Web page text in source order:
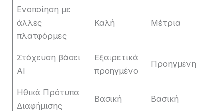
Ενοποίηση με
άλλες
πλατφόρμες
Καλή Μέτρια
Στόχευση βάσει
AI
Εξαιρετικά
προηγμένο
Προηγμένη
Ηθικά Πρότυπα
Διαφήμισης
Βασική Βασική